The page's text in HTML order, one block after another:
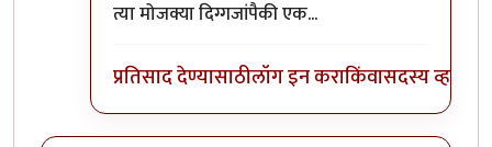
त्या मोजक्या दिग्गजांपैकी एक...
प्रतिसाद देण्यासाठीलॉग इन कराकिंवासदस्य व्हा